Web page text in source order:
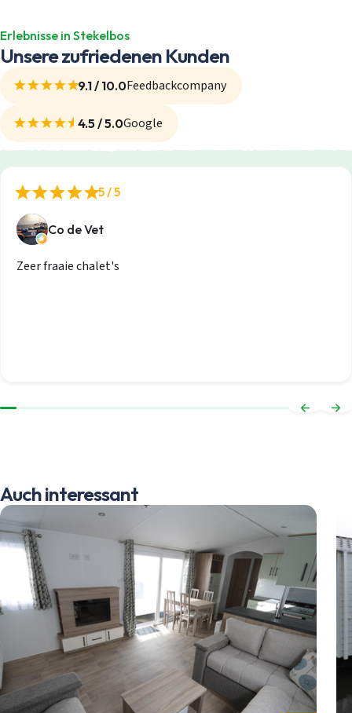
Erlebnisse in Stekelbos
Unsere zufriedenen Kunden
9.1 / 10.0Feedbackcompany
4.5 / 5.0Google
5 / 5
Co de Vet
Zeer fraaie chalet's
Auch interessant